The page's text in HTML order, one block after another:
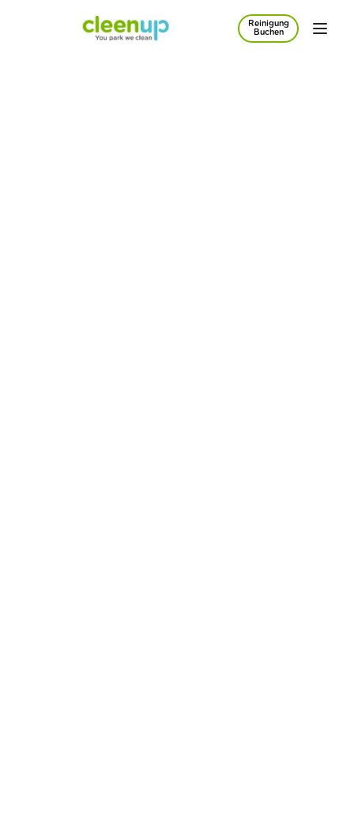
Zum Hauptinhalt springen
Reinigung
Buchen